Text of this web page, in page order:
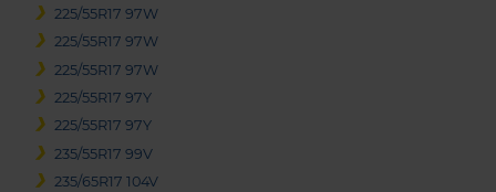
225/55R17 97W
225/55R17 97W
225/55R17 97W
225/55R17 97Y
225/55R17 97Y
235/55R17 99V
235/65R17 104V